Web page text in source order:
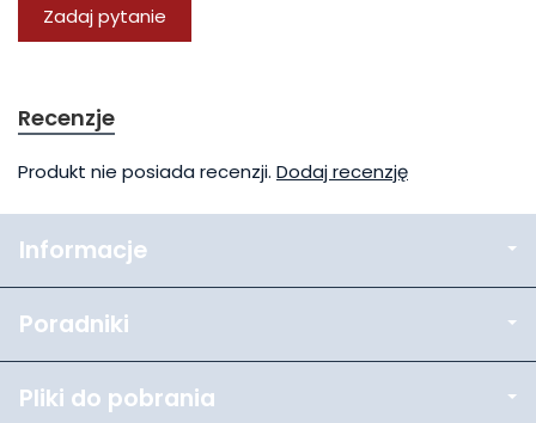
Zadaj pytanie
Recenzje
Produkt nie posiada recenzji. Dodaj recenzję
Informacje
Poradniki
Pliki do pobrania